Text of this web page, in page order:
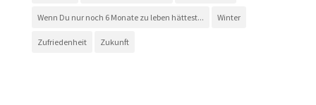
Wenn Du nur noch 6 Monate zu leben hättest... Winter
Zufriedenheit Zukunft